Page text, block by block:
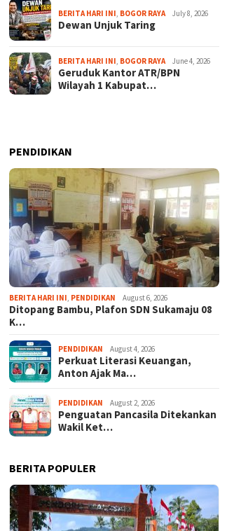
Tour Malasari Halimun Salak
Kian Diminati, Ratusan Rider
dari 18 Provinsi Ramaikan
Bupati Bogor Cup 2026
Partai Demokrat
BERITA HARI INI BOGOR RAYA July 8, 2026
Dewan Unjuk Taring
BERITA HARI INI BOGOR RAYA June 4, 2026
Geruduk Kantor ATR/BPN
Wilayah 1 Kabupat…
PENDIDIKAN
BERITA HARI INI PENDIDIKAN August 6, 2026
Ditopang Bambu, Plafon SDN Sukamaju 08
K…
PENDIDIKAN August 4, 2026
Perkuat Literasi Keuangan,
Anton Ajak Ma…
PENDIDIKAN August 2, 2026
Penguatan Pancasila Ditekankan
Wakil Ket…
BERITA POPULER